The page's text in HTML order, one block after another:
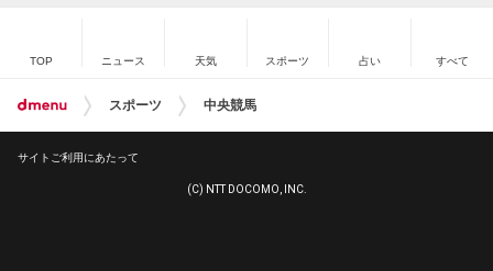
TOP ニュース 天気 スポーツ 占い すべて
スポーツ 中央競馬
サイトご利用にあたって
(C) NTT DOCOMO, INC.